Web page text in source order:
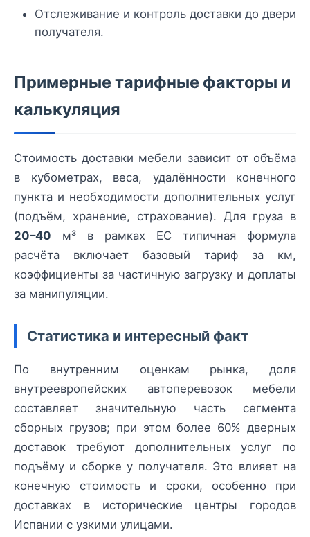
Отслеживание и контроль доставки до двери
получателя.
Примерные тарифные факторы и
калькуляция
Стоимость доставки мебели зависит от объёма
в кубометрах, веса, удалённости конечного
пункта и необходимости дополнительных услуг
(подъём, хранение, страхование). Для груза в
20–40 м³ в рамках ЕС типичная формула
расчёта включает базовый тариф за км,
коэффициенты за частичную загрузку и доплаты
за манипуляции.
Статистика и интересный факт
По внутренним оценкам рынка, доля
внутреевропейских автоперевозок мебели
составляет значительную часть сегмента
сборных грузов; при этом более 60% дверных
доставок требуют дополнительных услуг по
подъёму и сборке у получателя. Это влияет на
конечную стоимость и сроки, особенно при
доставках в исторические центры городов
Испании с узкими улицами.